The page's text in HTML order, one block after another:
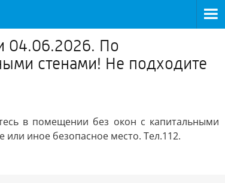
04.06.2026. По
стенами! Не подходите
в помещении без окон с капитальными
или иное безопасное место. Тел.112.